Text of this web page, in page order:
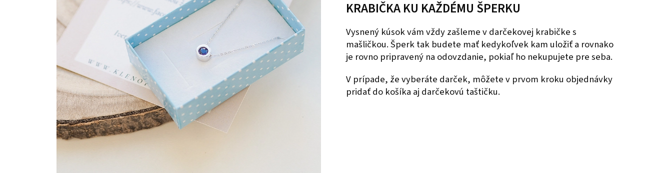
KRABIČKA KU KAŽDÉMU ŠPERKU
Vysnený kúsok vám vždy zašleme v darčekovej krabičke s
mašličkou. Šperk tak budete mať kedykoľvek kam uložiť a rovnako
je rovno pripravený na odovzdanie, pokiaľ ho nekupujete pre seba.
V prípade, že vyberáte darček, môžete v prvom kroku objednávky
pridať do košíka aj darčekovú taštičku.